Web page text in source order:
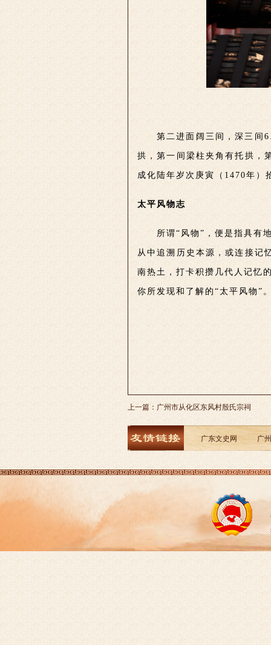
第二进面阔三间，深三间
拱，第一间梁柱夹角有托拱，
成化陆年岁次庚寅（1470年）
太平风物志
所谓“风物”，便是指具有
从中追溯历史本源，或连接记
南热土，打卡积攒几代人记忆
你所发现和了解的“太平风物”
上一篇： 广州市从化区东风村殷氏宗祠
广东文史网 广